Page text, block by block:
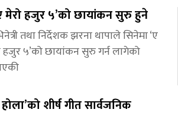
मेरो हजुर ५’को छायांकन सुरु हुने
तथा निर्देशक झरना थापाले सिनेमा ‘ए
हजुर ५’को छायांकन सुरु गर्न लागेको
शीर्ष गीत सार्वजनिक